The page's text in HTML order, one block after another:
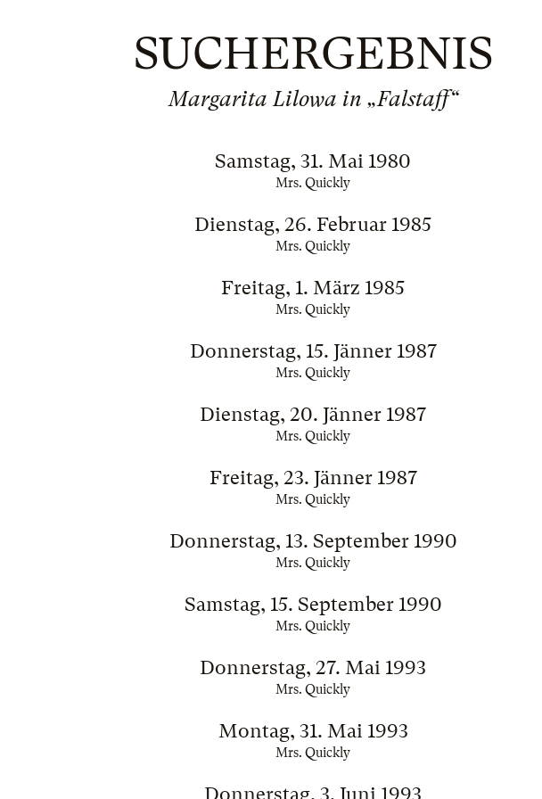
SUCHERGEBNIS
Margarita Lilowa in „Falstaff“
Samstag, 31. Mai 1980
Mrs. Quickly
Dienstag, 26. Februar 1985
Mrs. Quickly
Freitag, 1. März 1985
Mrs. Quickly
Donnerstag, 15. Jänner 1987
Mrs. Quickly
Dienstag, 20. Jänner 1987
Mrs. Quickly
Freitag, 23. Jänner 1987
Mrs. Quickly
Donnerstag, 13. September 1990
Mrs. Quickly
Samstag, 15. September 1990
Mrs. Quickly
Donnerstag, 27. Mai 1993
Mrs. Quickly
Montag, 31. Mai 1993
Mrs. Quickly
Donnerstag, 3. Juni 1993